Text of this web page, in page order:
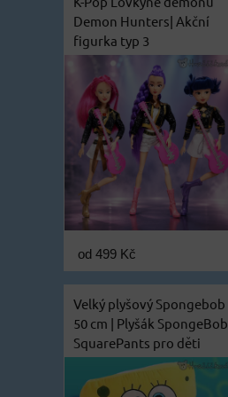
Demon Hunters| Akční
figurka typ 3
od 499 Kč
Velký plyšový Spongebob
50 cm | Plyšák SpongeBob
SquarePants pro děti